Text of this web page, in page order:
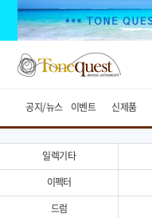
공지/뉴스 이벤트 신제품
일렉기타
이펙터
드럼